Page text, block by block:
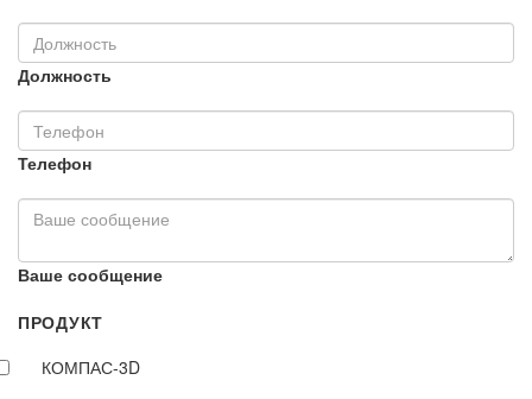
Должность
Телефон
Ваше сообщение
ПРОДУКТ
КОМПАС-3D